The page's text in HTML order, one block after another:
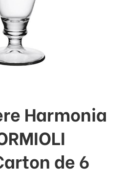
Harmonia
de 6